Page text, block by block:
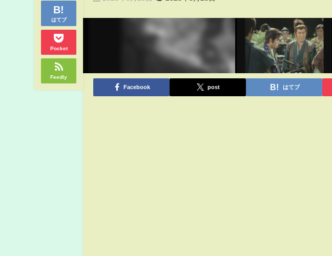
はてブ
Pocket
Feedly
Facebook post はてブ